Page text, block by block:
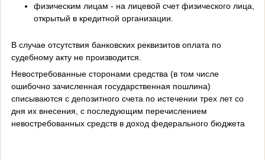
физическим лицам - на лицевой счет физического лица,
открытый в кредитной организации.
В случае отсутствия банковских реквизитов оплата по
судебному акту не производится.
Невостребованные сторонами средства (в том числе
ошибочно зачисленная государственная пошлина)
списываются с депозитного счета по истечении трех лет со
дня их внесения, с последующим перечислением
невостребованных средств в доход федерального бюджета